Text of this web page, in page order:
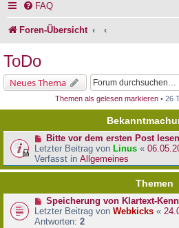
FAQ
Foren-Übersicht
ToDo
Neues Thema
Themen als gelesen markieren • 26
Bitte vor dem ersten Post
Letzter Beitrag von Linus «
Verfasst in Allgemeines
Themen
Speicherung von Klartext-
Letzter Beitrag von Webkicks «
Antworten: 2